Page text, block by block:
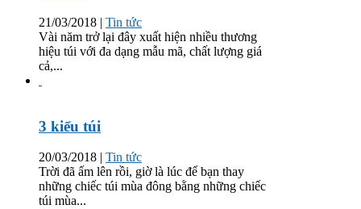
21/03/2018 | Tin tức
Vài năm trở lại đây xuất hiện nhiều thương
hiệu túi với đa dạng mẫu mã, chất lượng giá
cả,...
3 kiểu túi
20/03/2018 | Tin tức
Trời đã ấm lên rồi, giờ là lúc để bạn thay
những chiếc túi mùa đông bằng những chiếc
túi mùa...